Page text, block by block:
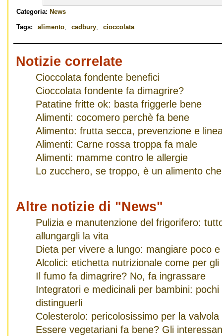
Categoria: News
Tags: alimento, cadbury, cioccolata
Notizie correlate
Cioccolata fondente benefici
Cioccolata fondente fa dimagrire?
Patatine fritte ok: basta friggerle bene
Alimenti: cocomero perchè fa bene
Alimento: frutta secca, prevenzione e
Alimenti: Carne rossa troppa fa male
Alimenti: mamme contro le allergie
Lo zucchero, se troppo, è un alimento
Altre notizie di "News"
Pulizia e manutenzione del frigorifero:
allungargli la vita
Dieta per vivere a lungo: mangiare poco
Alcolici: etichetta nutrizionale come per gli
Il fumo fa dimagrire? No, fa ingrassare
Integratori e medicinali per bambini:
distinguerli
Colesterolo: pericolosissimo per la valvola
Essere vegetariani fa bene? Gli